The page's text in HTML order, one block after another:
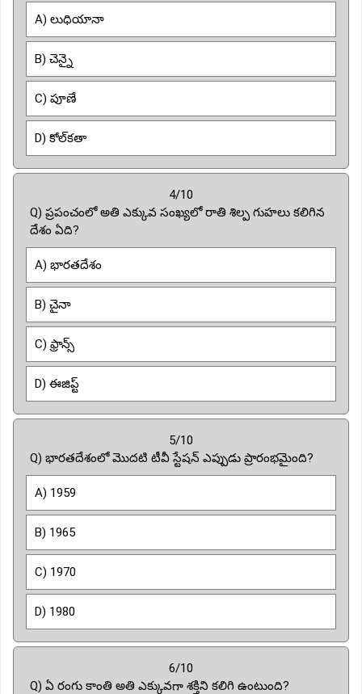
A) లుధియానా
B) చెన్నై
C) పూణే
D) కోల్‌కతా
4/10
Q) ప్రపంచంలో అతి ఎక్కువ సంఖ్యలో రాతి శిల్ప గుహలు కలిగిన
దేశం ఏది?
A) భారతదేశం
B) చైనా
C) ఫ్రాన్స్
D) ఈజిప్ట్
5/10
Q) భారతదేశంలో మొదటి టీవీ స్టేషన్ ఎప్పుడు ప్రారంభమైంది?
A) 1959
B) 1965
C) 1970
D) 1980
6/10
Q) ఏ రంగు కాంతి అతి ఎక్కువగా శక్తిని కలిగి ఉంటుంది?